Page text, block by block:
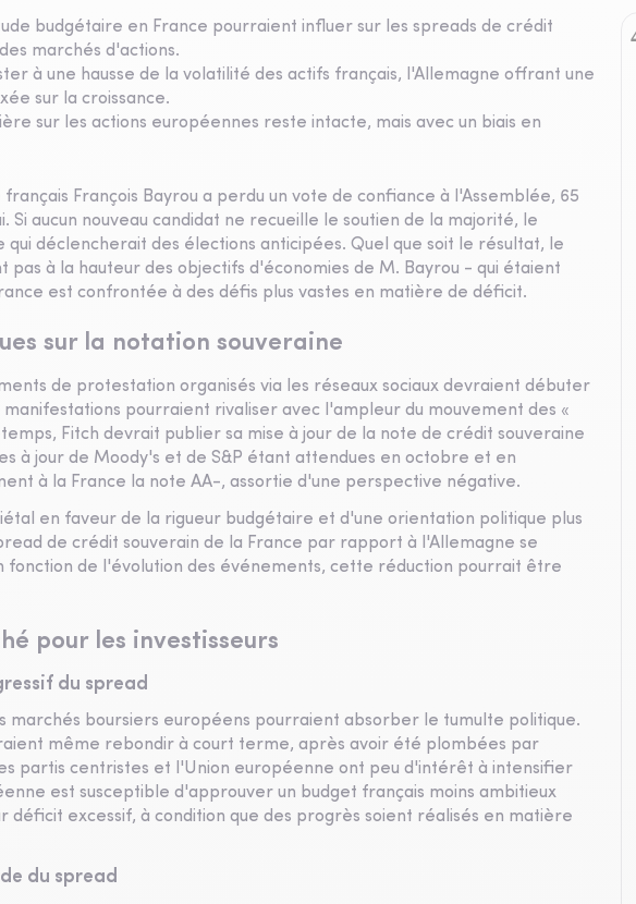
budgétaire en France pourraient influer sur les spreads de crédit
marchés d'actions.
à une hausse de la volatilité des actifs français, l'Allemagne offrant une
sur la croissance.
sur les actions européennes reste intacte, mais avec un biais en
François Bayrou a perdu un vote de confiance à l'Assemblée, 65
Si aucun nouveau candidat ne recueille le soutien de la majorité, le
déclencherait des élections anticipées. Quel que soit le résultat, le
pas à la hauteur des objectifs d'économies de M. Bayrou - qui étaient
est confrontée à des défis plus vastes en matière de déficit.
sur la notation souveraine
de protestation organisés via les réseaux sociaux devraient débuter
pourraient rivaliser avec l'ampleur du mouvement des «
Fitch devrait publier sa mise à jour de la note de crédit souveraine
à jour de Moody's et de S&P étant attendues en octobre et en
à la France la note AA-, assortie d'une perspective négative.
en faveur de la rigueur budgétaire et d'une orientation politique plus
de crédit souverain de la France par rapport à l'Allemagne se
fonction de l'évolution des événements, cette réduction pourrait être
pour les investisseurs
du spread
marchés boursiers européens pourraient absorber le tumulte politique.
même rebondir à court terme, après avoir été plombées par
partis centristes et l'Union européenne ont peu d'intérêt à intensifier
est susceptible d'approuver un budget français moins ambitieux
déficit excessif, à condition que des progrès soient réalisés en matière
du spread